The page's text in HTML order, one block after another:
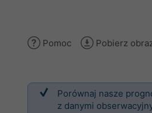
Pomoc Pobierz
Porównaj nasze
z danymi